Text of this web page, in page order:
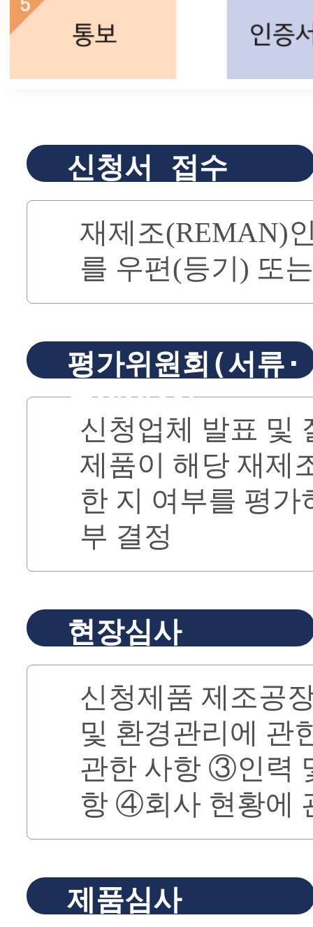
신청서 접수
재제조(REMAN)
를 우편(등기) 또
평가위원회(서류·
면접심사)
신청업체 발표 및
제품이 해당 재제
한 지 여부를 평
부 결정
현장심사
신청제품 제조공
및 환경관리에 관
관한 사항 ③인력
항 ④회사 현황에
제품심사